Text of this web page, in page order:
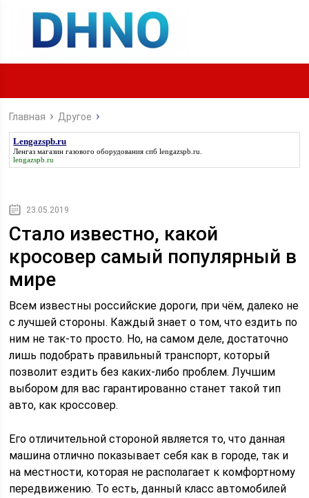
Главная Другое
Lengazspb.ru
Ленгаз магазин газового оборудования спбlengazspb.ru
lengazspb.ru
23.05.2019
Стало известно, какой
кросовер самый популярный в
мире
Всем известны российские дороги, при чём, далеко не
с лучшей стороны. Каждый знает о том, что ездить по
ним не так-то просто. Но, на самом деле, достаточно
лишь подобрать правильный транспорт, который
позволит ездить без каких-либо проблем. Лучшим
выбором для вас гарантированно станет такой тип
авто, как кроссовер.
Его отличительной стороной является то, что данная
машина отлично показывает себя как в городе, так и
на местности, которая не располагает к комфортному
передвижению. То есть, данный класс автомобилей